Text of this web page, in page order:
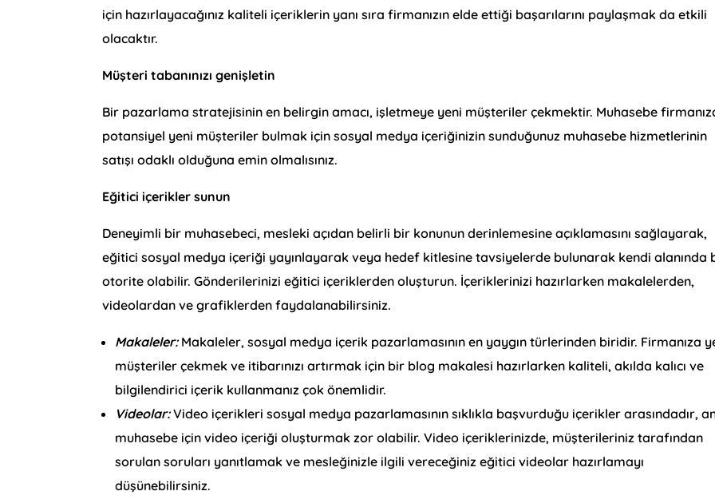
için hazırlayacağınız kaliteli içeriklerin yanı sıra firmanızın elde ettiği başarılarını paylaşmak da etkili
olacaktır.
Müşteri tabanınızı genişletin
Bir pazarlama stratejisinin en belirgin amacı, işletmeye yeni müşteriler çekmektir. Muhasebe
potansiyel yeni müşteriler bulmak için sosyal medya içeriğinizin sunduğunuz muhasebe hizmetlerinin
satışı odaklı olduğuna emin olmalısınız.
Eğitici içerikler sunun
Deneyimli bir muhasebeci, mesleki açıdan belirli bir konunun derinlemesine açıklamasını sağlayarak,
eğitici sosyal medya içeriği yayınlayarak veya hedef kitlesine tavsiyelerde bulunarak kendi alanında
otorite olabilir. Gönderilerinizi eğitici içeriklerden oluşturun. İçeriklerinizi hazırlarken makalelerden,
videolardan ve grafiklerden faydalanabilirsiniz.
Makaleler:Makaleler, sosyal medya içerik pazarlamasının en yaygın türlerinden biridir. Firmanıza
müşteriler çekmek ve itibarınızı artırmak için bir blog makalesi hazırlarken kaliteli, akılda kalıcı ve
bilgilendirici içerik kullanmanız çok önemlidir.
Videolar:Video içerikleri sosyal medya pazarlamasının sıklıkla başvurduğu içerikler arasındadır,
muhasebe için video içeriği oluşturmak zor olabilir. Video içeriklerinizde, müşterileriniz tarafından
sorulan soruları yanıtlamak ve mesleğinizle ilgili vereceğiniz eğitici videolar hazırlamayı
düşünebilirsiniz.